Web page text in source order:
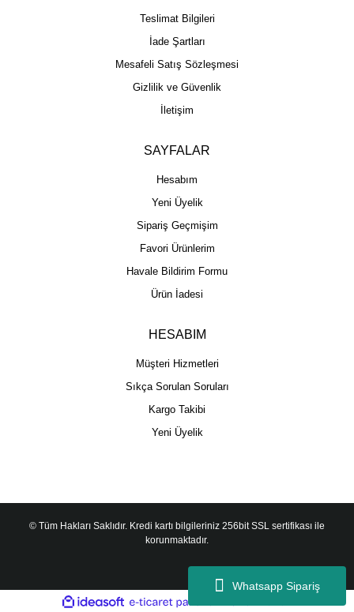
Whatsapp Sipariş
Teslimat Bilgileri
İade Şartları
Mesafeli Satış Sözleşmesi
Gizlilik ve Güvenlik
İletişim
SAYFALAR
Hesabım
Yeni Üyelik
Sipariş Geçmişim
Favori Ürünlerim
Havale Bildirim Formu
Ürün İadesi
HESABIM
Müşteri Hizmetleri
Sıkça Sorulan Soruları
Kargo Takibi
Yeni Üyelik
© Tüm Hakları Saklıdır. Kredi kartı bilgileriniz 256bit SSL sertifikası ile
korunmaktadır.
ideasoft